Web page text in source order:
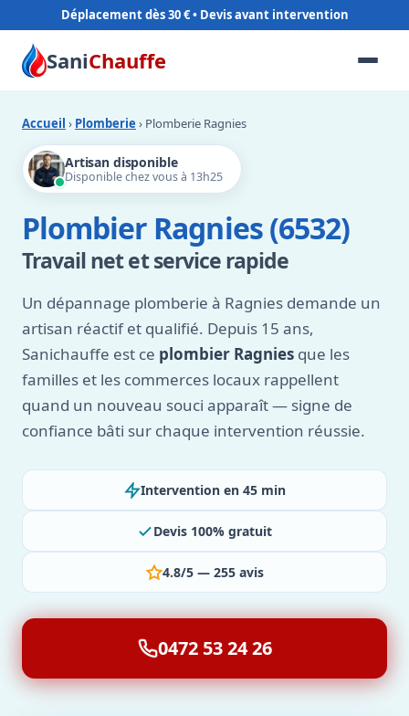
Déplacement dès 30 €
SaniChauffe
Accueil › Plomberie › Plomberie Ragnies
Artisan disponible
Disponible chez vous à 13h25
Plombier Ragnies (6532)
Travail net et service rapide
Un dépannage plomberie à Ragnies demande un
artisan réactif et qualifié. Depuis 15 ans,
Sanichauffe est ce plombier Ragnies que les
familles et les commerces locaux rappellent
quand un nouveau souci apparaît — signe de
confiance bâti sur chaque intervention réussie.
Intervention en 45 min
Devis 100% gratuit
4.8/5 — 255 avis
0472 53 24 26